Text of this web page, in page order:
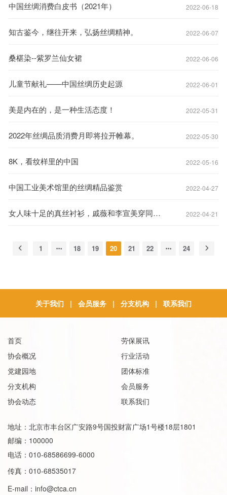
中国丝绸消费白皮书（2021年） 2022-06-18
知古鉴今，继往开来，弘扬丝绸精神。 2022-06-07
桑椹染--紫罗兰仙女裙 2022-06-06
儿童节献礼——中国丝绸历史起源 2022-06-01
美是内在的，是一种生活态度！ 2022-05-31
2022年丝绸品质消费月即将拉开帷幕。 2022-05-30
8K，看纹样里的中国 2022-05-16
中国工业美术馆里的丝绸精品鉴赏 2022-04-27
女人味十足的真丝衬衫，戚薇和李宣美穿同款，你pick谁呢？ 2022-04-21
1 18 19 20 21 22 24
关于我们 | 会员服务 | 分支机构 | 联系我们
首页
协会概况
党建园地
分支机构
协会动态
劳保展讯
行业活动
团体标准
会员服务
联系我们
地址：北京市丰台区广安路9号国投财富广场1号楼18层1801
邮编：100000
电话：010-68586699-6000
传真：010-68535017
E-mail： info@ctca.cn